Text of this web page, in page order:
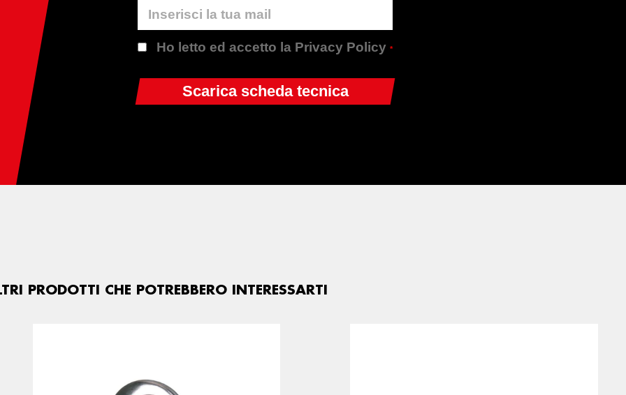
Ho letto ed accetto la Privacy Policy*
PRODOTTI CHE POTREBBERO INTERESSARTI